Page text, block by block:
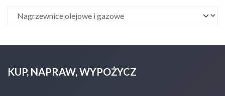
KUP, NAPRAW, WYPOŻYCZ